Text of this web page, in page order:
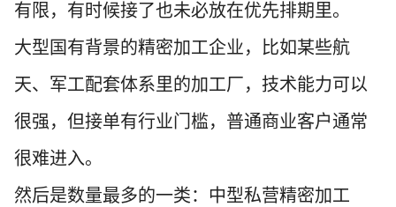
有限，有时候接了也未必放在优先排期里。
大型国有背景的精密加工企业，比如某些航
天、军工配套体系里的加工厂，技术能力可以
很强，但接单有行业门槛，普通商业客户通常
很难进入。
然后是数量最多的一类：中型私营精密加工